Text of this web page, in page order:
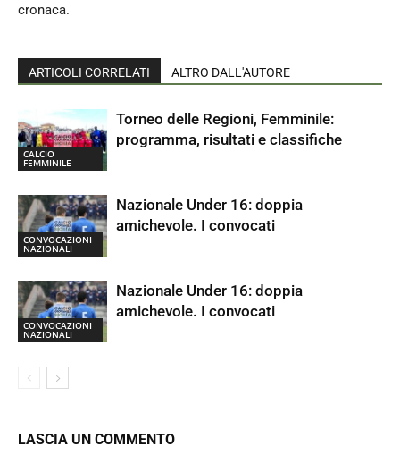
cronaca.
ARTICOLI CORRELATI ALTRO DALL'AUTORE
CALCIO
FEMMINILE
Torneo delle Regioni, Femminile:
programma, risultati e classifiche
CONVOCAZIONI
NAZIONALI
Nazionale Under 16: doppia
amichevole. I convocati
CONVOCAZIONI
NAZIONALI
Nazionale Under 16: doppia
amichevole. I convocati
LASCIA UN COMMENTO